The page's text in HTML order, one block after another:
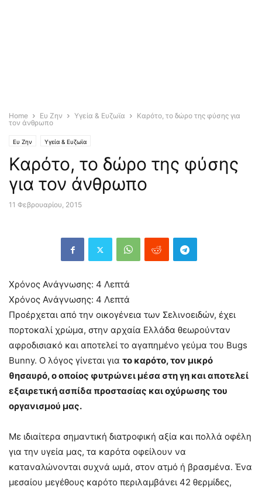
Home Ευ Ζην Υγεία & Ευζωϊα
Καρότο, το δώρο της φύσης για
τον άνθρωπο
Ευ Ζην Υγεία & Ευζωϊα
Καρότο, το δώρο της φύσης
για τον άνθρωπο
11 Φεβρουαρίου, 2015
Χρόνος Ανάγνωσης: 4 Λεπτά
Χρόνος Ανάγνωσης: 4 Λεπτά
Προέρχεται από την οικογένεια των Σελινοειδών, έχει
πορτοκαλί χρώμα, στην αρχαία Ελλάδα θεωρούνταν
αφροδισιακό και αποτελεί το αγαπημένο γεύμα του Bugs
Bunny. Ο λόγος γίνεται για το καρότο, τον μικρό
θησαυρό, ο οποίος φυτρώνει μέσα στη γη και αποτελεί
εξαιρετική ασπίδα προστασίας και οχύρωσης του
οργανισμού μας.
Με ιδιαίτερα σημαντική διατροφική αξία και πολλά οφέλη
για την υγεία μας, τα καρότα οφείλουν να
καταναλώνονται συχνά ωμά, στον ατμό ή βρασμένα. Ένα
μεσαίου μεγέθους καρότο περιλαμβάνει 42 θερμίδες,